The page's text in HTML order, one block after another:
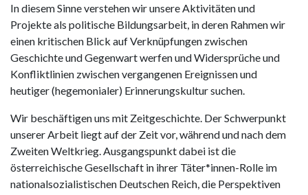
In diesem Sinne verstehen wir unsere Aktivitäten und
Projekte als politische Bildungsarbeit, in deren Rahmen wir
einen kritischen Blick auf Verknüpfungen zwischen
Geschichte und Gegenwart werfen und Widersprüche und
Konfliktlinien zwischen vergangenen Ereignissen und
heutiger (hegemonialer) Erinnerungskultur suchen.
Wir beschäftigen uns mit Zeitgeschichte. Der Schwerpunkt
unserer Arbeit liegt auf der Zeit vor, während und nach dem
Zweiten Weltkrieg. Ausgangspunkt dabei ist die
österreichische Gesellschaft in ihrer Täter*innen-Rolle im
nationalsozialistischen Deutschen Reich, die Perspektiven